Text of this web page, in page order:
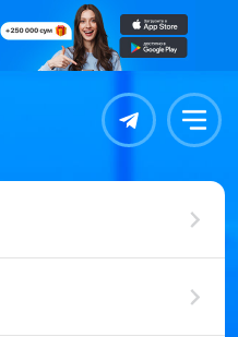
Контакты Меню